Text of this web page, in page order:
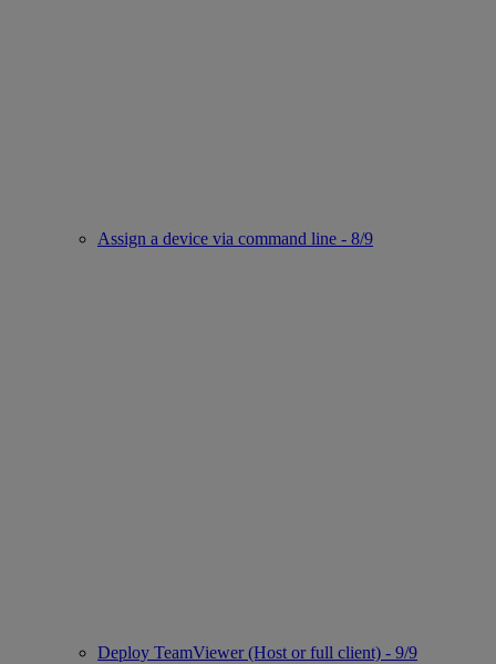
Assign a device via command line - 8/9
Deploy TeamViewer (Host or full client) - 9/9